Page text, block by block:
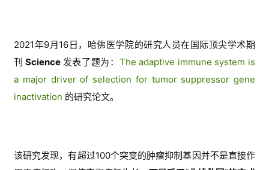
2021年9月16日，哈佛医学院的研究人员在国际顶尖学术期
刊 Science 发表了题为： The adaptive immune system is
a major driver of selection for tumor suppressor gene
inactivation 的研究论文。
该研究发现，有超过100个突变的肿瘤抑制基因并不是直接作